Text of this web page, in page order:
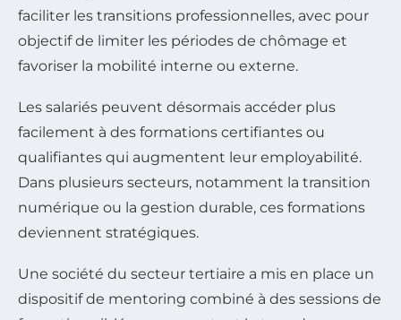
faciliter les transitions professionnelles, avec pour
objectif de limiter les périodes de chômage et
favoriser la mobilité interne ou externe.
Les salariés peuvent désormais accéder plus
facilement à des formations certifiantes ou
qualifiantes qui augmentent leur employabilité.
Dans plusieurs secteurs, notamment la transition
numérique ou la gestion durable, ces formations
deviennent stratégiques.
Une société du secteur tertiaire a mis en place un
dispositif de mentoring combiné à des sessions de